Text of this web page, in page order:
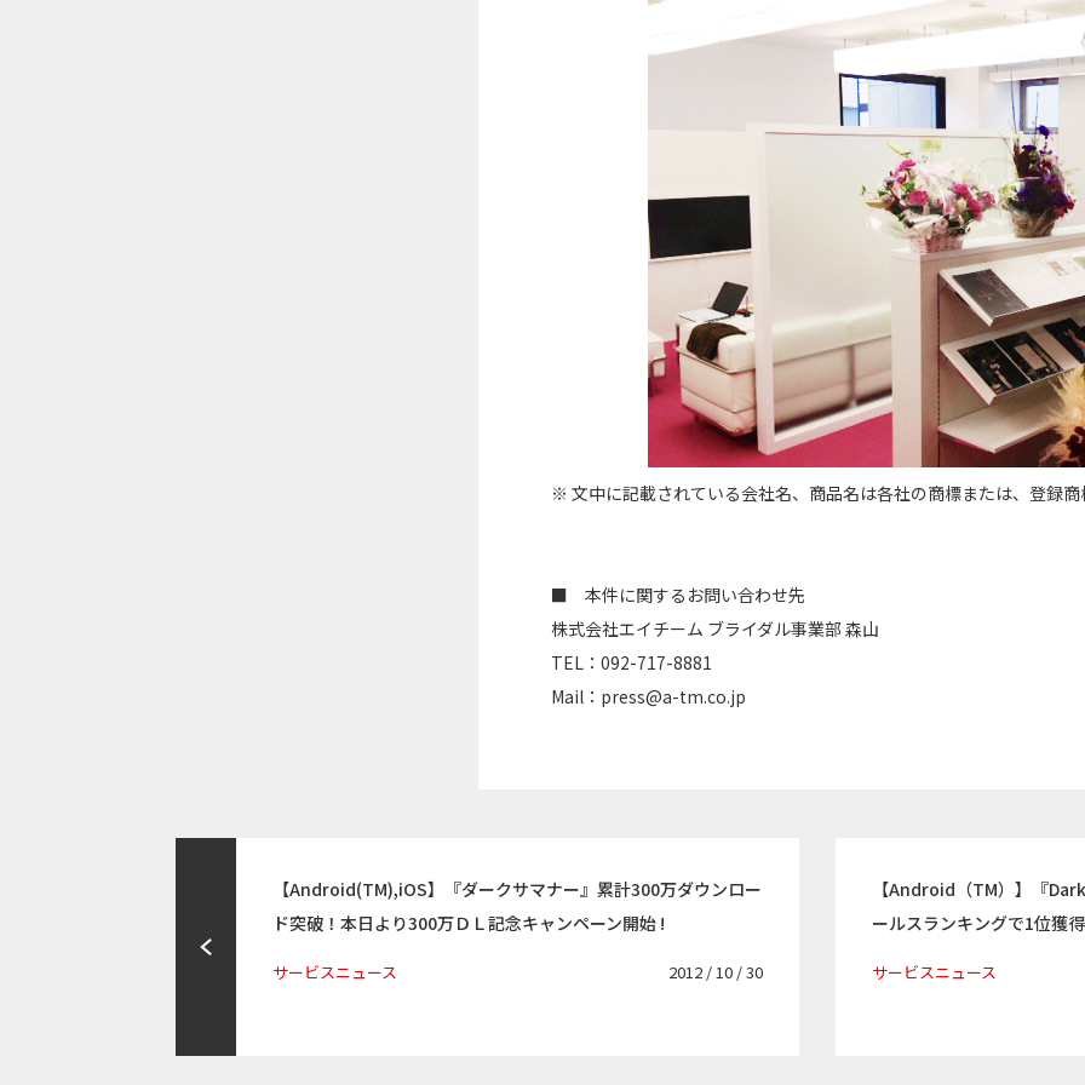
※ 文中に記載されている会社名、商品名は各社の商標または、登録商
■ 本件に関するお問い合わせ先
株式会社エイチーム ブライダル事業部 森山
TEL：092-717-8881
Mail： press@a-tm.co.jp
【Android(TM),iOS】『ダークサマナー』累計300万ダウンロー
ド突破！本日より300万ＤＬ記念キャンペーン開始 !
サービスニュース 2012 / 10 / 30
【Android（TM）】『
ールスランキングで1位獲
サービスニュース